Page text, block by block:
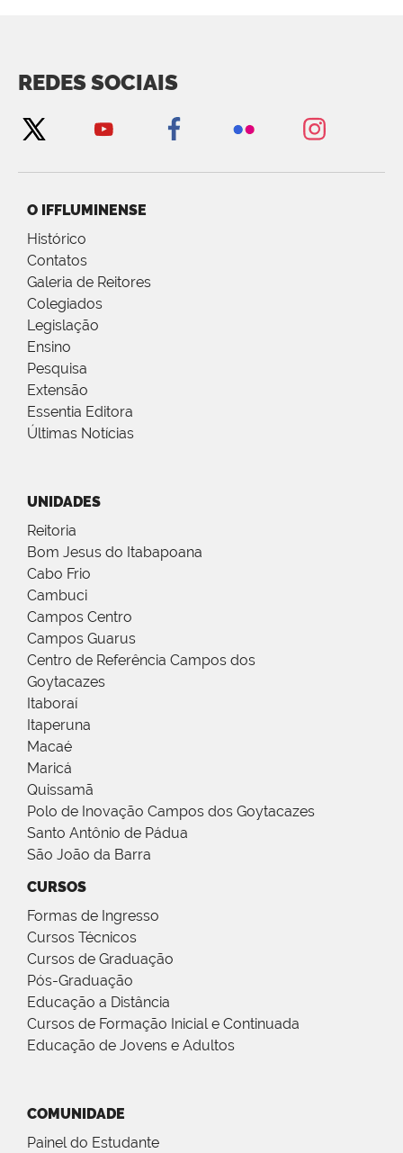
REDES SOCIAIS
O IFFLUMINENSE
Histórico
Contatos
Galeria de Reitores
Colegiados
Legislação
Ensino
Pesquisa
Extensão
Essentia Editora
Últimas Notícias
UNIDADES
Reitoria
Bom Jesus do Itabapoana
Cabo Frio
Cambuci
Campos Centro
Campos Guarus
Centro de Referência Campos dos
Goytacazes
Itaboraí
Itaperuna
Macaé
Maricá
Quissamã
Polo de Inovação Campos dos Goytacazes
Santo Antônio de Pádua
São João da Barra
CURSOS
Formas de Ingresso
Cursos Técnicos
Cursos de Graduação
Pós-Graduação
Educação a Distância
Cursos de Formação Inicial e Continuada
Educação de Jovens e Adultos
COMUNIDADE
Painel do Estudante